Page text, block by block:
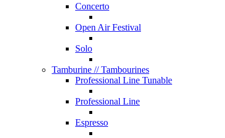
Concerto
Open Air Festival
Solo
Tamburine // Tambourines
Professional Line Tunable
Professional Line
Espresso